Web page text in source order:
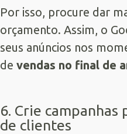
Por isso, procure dar
orçamento. Assim, o
seus anúncios nos
de vendas no final de
6. Crie
de clientes